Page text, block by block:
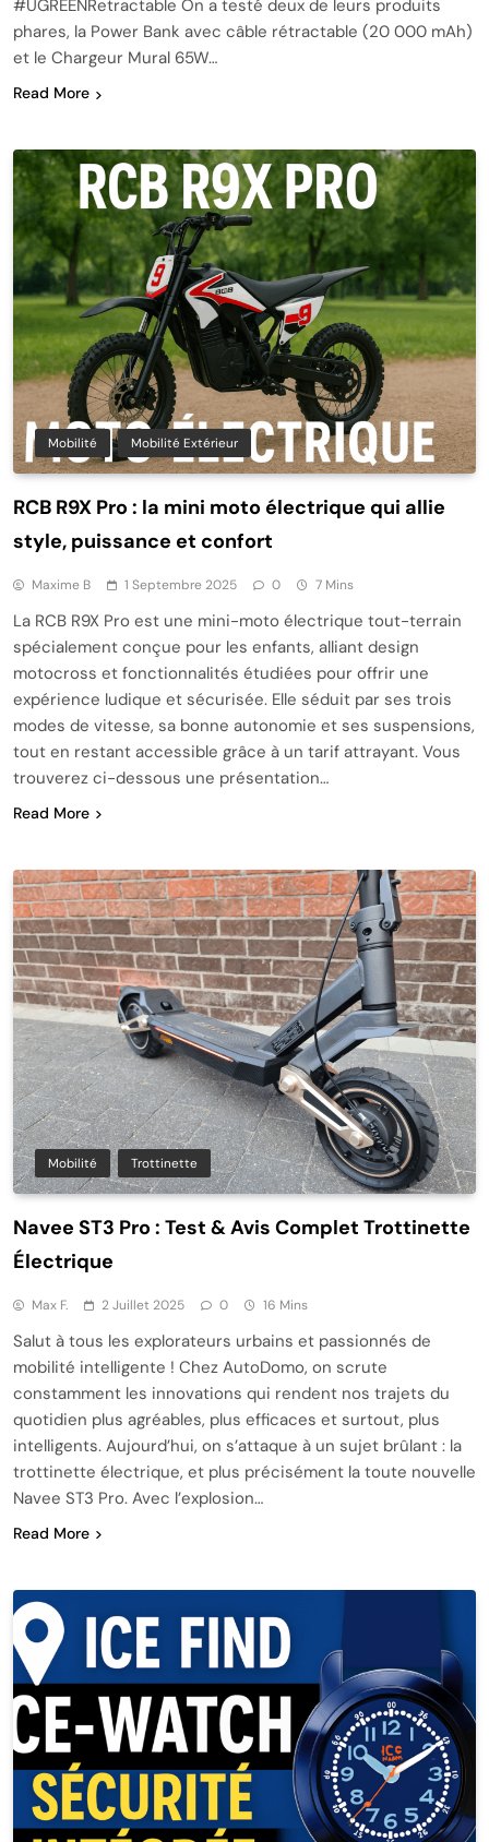
#UGREENRetractable On a testé deux de leurs produits
phares, la Power Bank avec câble rétractable (20 000 mAh)
et le Chargeur Mural 65W…
Read More
Mobilité Mobilité Extérieur
RCB R9X Pro : la mini moto électrique qui allie
style, puissance et confort
Maxime B 1 Septembre 2025 0 7 Mins
La RCB R9X Pro est une mini-moto électrique tout-terrain
spécialement conçue pour les enfants, alliant design
motocross et fonctionnalités étudiées pour offrir une
expérience ludique et sécurisée. Elle séduit par ses trois
modes de vitesse, sa bonne autonomie et ses suspensions,
tout en restant accessible grâce à un tarif attrayant. Vous
trouverez ci-dessous une présentation…
Read More
Mobilité Trottinette
Navee ST3 Pro : Test & Avis Complet Trottinette
Électrique
Max F. 2 Juillet 2025 0 16 Mins
Salut à tous les explorateurs urbains et passionnés de
mobilité intelligente ! Chez AutoDomo, on scrute
constamment les innovations qui rendent nos trajets du
quotidien plus agréables, plus efficaces et surtout, plus
intelligents. Aujourd’hui, on s’attaque à un sujet brûlant : la
trottinette électrique, et plus précisément la toute nouvelle
Navee ST3 Pro. Avec l’explosion…
Read More